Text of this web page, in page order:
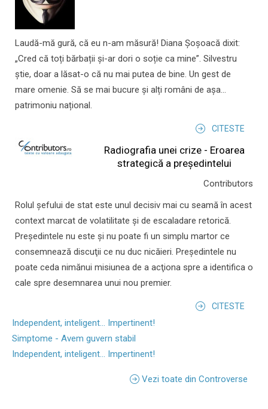
Laudă-mă gură, că eu n-am măsură! Diana Șoșoacă dixit:
„Cred că toți bărbații și-ar dori o soție ca mine”. Silvestru
știe, doar a lăsat-o că nu mai putea de bine. Un gest de
mare omenie. Să se mai bucure și alți români de așa...
patrimoniu național.
CITESTE
Radiografia unei crize - Eroarea
strategică a președintelui
Contributors
Rolul şefului de stat este unul decisiv mai cu seamă în acest
context marcat de volatilitate şi de escaladare retorică.
Preşedintele nu este şi nu poate fi un simplu martor ce
consemnează discuţii ce nu duc nicăieri. Preşedintele nu
poate ceda nimănui misiunea de a acţiona spre a identifica o
cale spre desemnarea unui nou premier.
CITESTE
Independent, inteligent... Impertinent!
Simptome - Avem guvern stabil
Independent, inteligent... Impertinent!
Vezi toate din Controverse